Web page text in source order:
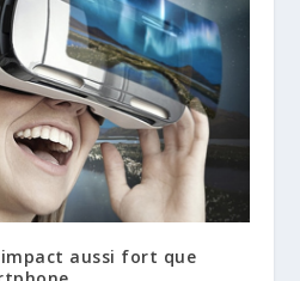
aussi fort que